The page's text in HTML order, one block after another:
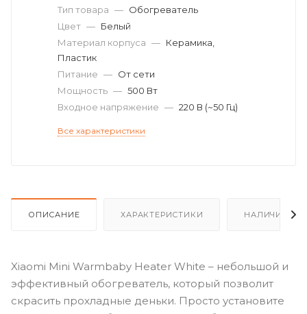
Тип товара — Обогреватель
Цвет — Белый
Материал корпуса — Керамика,
Пластик
Питание — От сети
Мощность — 500 Вт
Входное напряжение — 220 В (~50 Гц)
Все характеристики
ОПИСАНИЕ ХАРАКТЕРИСТИКИ НАЛИЧИЕ
Xiaomi Mini Warmbaby Heater White – небольшой и
эффективный обогреватель, который позволит
скрасить прохладные деньки. Просто установите